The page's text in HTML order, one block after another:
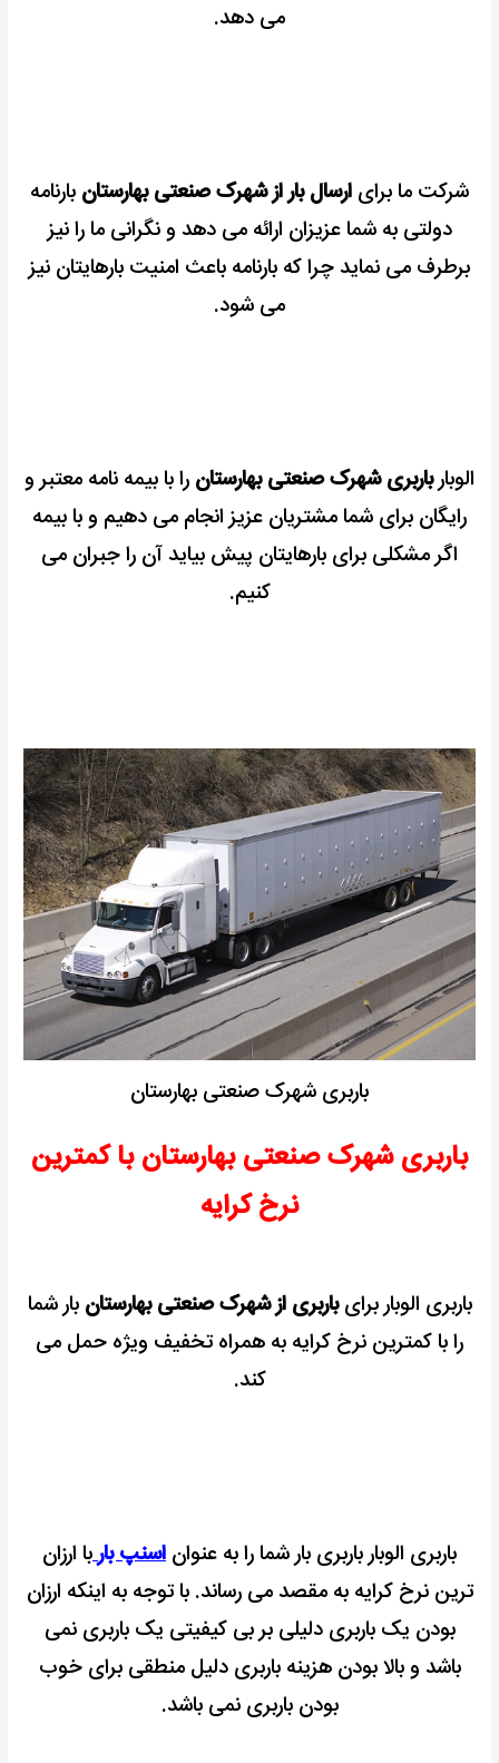
می دهد.
شرکت ما برای ارسال بار از شهرک صنعتی بهارستان بارنامه
دولتی به شما عزیزان ارائه می دهد و نگرانی ما را نیز
برطرف می نماید چرا که بارنامه باعث امنیت بارهایتان نیز
می شود.
الوبارباربری شهرک صنعتی بهارستان را با بیمه نامه معتبر و
رایگان برای شما مشتریان عزیز انجام می دهیم و با بیمه
اگر مشکلی برای بارهایتان پیش بیاید آن را جبران می
کنیم.
باربری شهرک صنعتی بهارستان
باربری شهرک صنعتی بهارستان با کمترین
نرخ کرایه
باربری الوبار برایباربری از شهرک صنعتی بهارستان بار شما
را با کمترین نرخ کرایه به همراه تخفیف ویژه حمل می
کند.
باربری الوبار باربری بار شما را به عنوان اسنپ باربا ارزان
ترین نرخ کرایه به مقصد می رساند.با توجه به اینکه ارزان
بودن یک باربری دلیلی بر بی کیفیتی یک باربری نمی
باشد و بالا بودن هزینه باربری دلیل منطقی برای خوب
بودن باربری نمی باشد.